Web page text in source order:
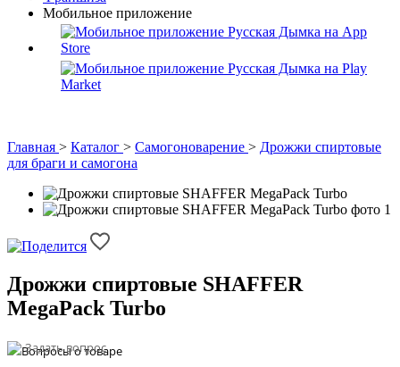
Мобильное приложение
Главная > Каталог > Самогоноварение > Дрожжи спиртовые
для браги и самогона
Дрожжи спиртовые SHAFFER
MegaPack Turbo
Задать вопрос